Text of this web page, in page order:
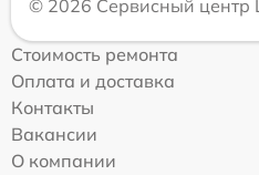
© 2026 Сервисный центр
Стоимость ремонта
Оплата и доставка
Контакты
Вакансии
О компании